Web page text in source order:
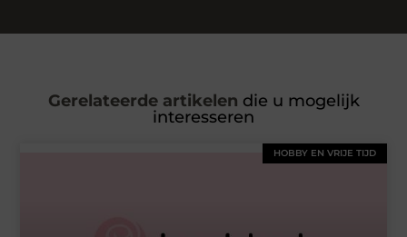
Gerelateerde artikelen die u mogelijk
interesseren
HOBBY EN VRIJE TIJD